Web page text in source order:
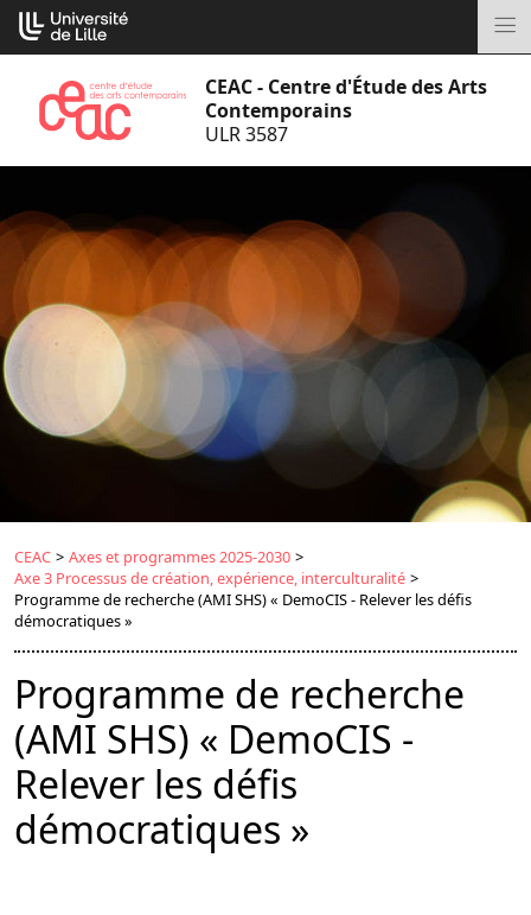
Aller
au
CEAC - Centre d'Étude des Arts
Contemporains
ULR 3587
CEAC > Axes et programmes 2025-2030 >
Axe 3 Processus de création, expérience, interculturalité >
Programme de recherche (AMI SHS) « DemoCIS - Relever les défis
démocratiques »
Programme de recherche
(AMI SHS) « DemoCIS -
Relever les défis
démocratiques »
Cookies management panel